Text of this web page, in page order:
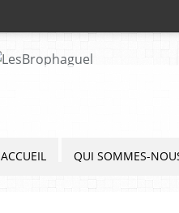
ACCUEIL QUI SOMMES-